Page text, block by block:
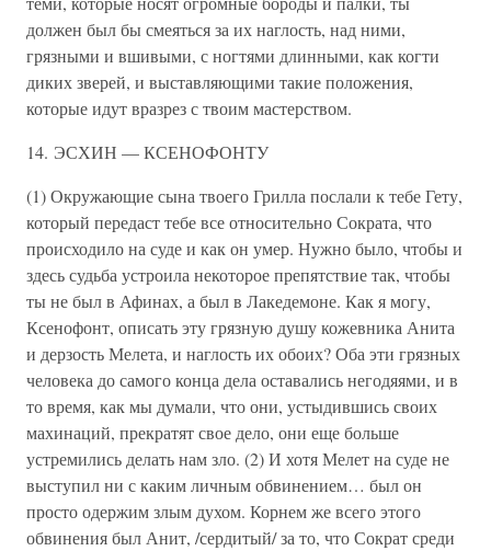
должен был бы смеяться за их наглость, над ними,
грязными и вшивыми, с ногтями длинными, как когти
диких зверей, и выставляющими такие положения,
которые идут вразрез с твоим мастерством.
14. ЭСХИН — КСЕНОФОНТУ
(1) Окружающие сына твоего Грилла послали к тебе Гету,
который передаст тебе все относительно Сократа, что
происходило на суде и как он умер. Нужно было, чтобы и
здесь судьба устроила некоторое препятствие так, чтобы
ты не был в Афинах, а был в Лакедемоне. Как я могу,
Ксенофонт, описать эту грязную душу кожевника Анита
и дерзость Мелета, и наглость их обоих? Оба эти грязных
человека до самого конца дела оставались негодяями, и в
то время, как мы думали, что они, устыдившись своих
махинаций, прекратят свое дело, они еще больше
устремились делать нам зло. (2) И хотя Мелет на суде не
выступил ни с каким личным обвинением… был он
просто одержим злым духом. Корнем же всего этого
обвинения был Анит, /сердитый/ за то, что Сократ среди